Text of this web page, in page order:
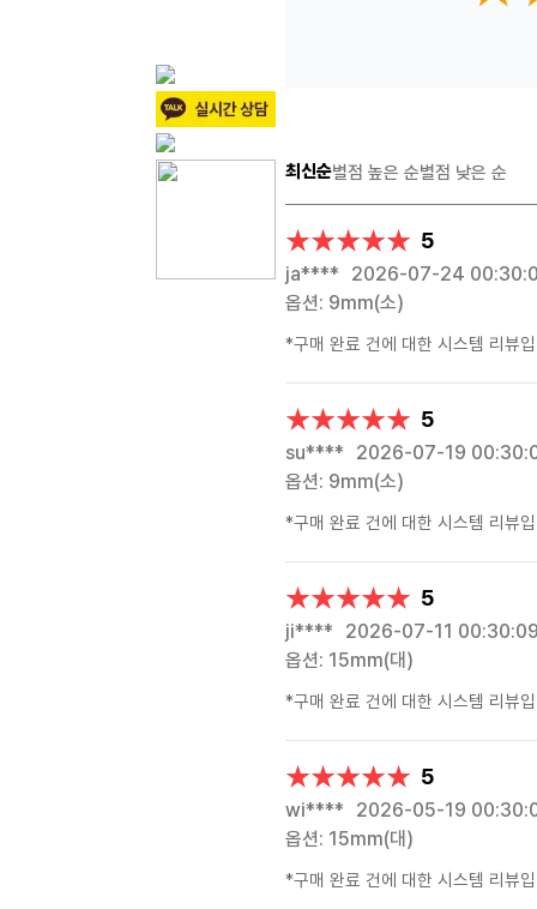
최신순별점 높은 순별점 낮은 순
★★★★★
★★★★★ 5
ja**** 2026-07-24
옵션: 9mm(소)
*구매 완료 건에 대한 시스템 리뷰
★★★★★
★★★★★ 5
su**** 2026-07-19
옵션: 9mm(소)
*구매 완료 건에 대한 시스템 리뷰
★★★★★
★★★★★ 5
ji**** 2026-07-11
옵션: 15mm(대)
*구매 완료 건에 대한 시스템 리뷰
★★★★★
★★★★★ 5
wi**** 2026-05-19
옵션: 15mm(대)
*구매 완료 건에 대한 시스템 리뷰